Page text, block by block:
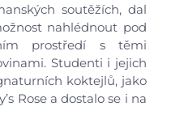
soutěžích, dal
nahlédnout pod
prostředí s těmi
Studenti i jejich
koktejlů, jako
Rose a dostalo se i na